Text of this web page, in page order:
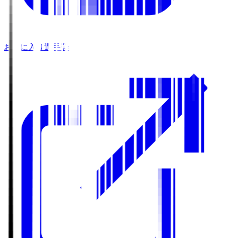
お気に入り選手登録